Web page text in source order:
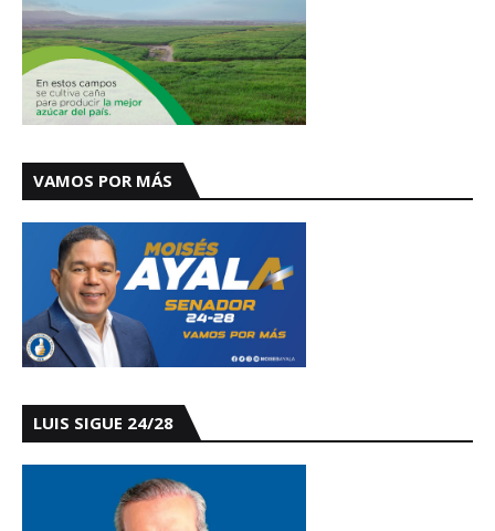
VAMOS POR MÁS
LUIS SIGUE 24/28